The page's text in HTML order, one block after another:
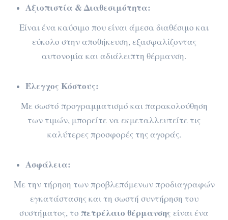
Αξιοπιστία & Διαθεσιμότητα:
Είναι ένα καύσιμο που είναι άμεσα διαθέσιμο και
εύκολο στην αποθήκευση, εξασφαλίζοντας
αυτονομία και αδιάλειπτη θέρμανση.
Έλεγχος Κόστους:
Με σωστό προγραμματισμό και παρακολούθηση
των τιμών, μπορείτε να εκμεταλλευτείτε τις
καλύτερες προσφορές της αγοράς.
Ασφάλεια:
Με την τήρηση των προβλεπόμενων προδιαγραφών
εγκατάστασης και τη σωστή συντήρηση του
συστήματος, το πετρέλαιο θέρμανσης είναι ένα